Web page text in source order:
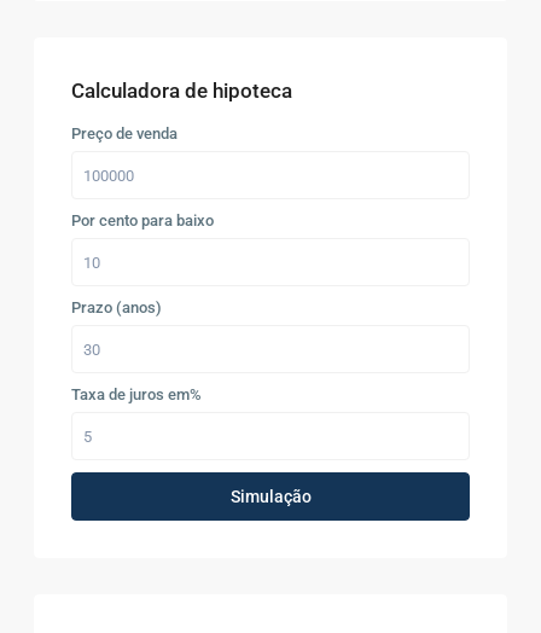
Calculadora de hipoteca
Preço de venda
Por cento para baixo
Prazo (anos)
Taxa de juros em%
Simulação